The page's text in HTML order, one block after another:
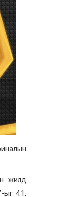
жилд
ыг 4:1,